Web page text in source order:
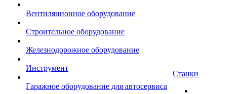
Вентиляционное оборудование
Строительное оборудование
Железнодорожное оборудование
Инструмент
Гаражное оборудование для автосервиса
Станки